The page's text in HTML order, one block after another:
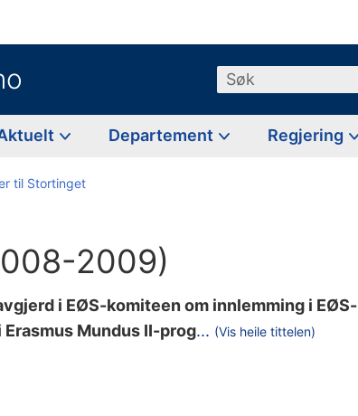
Søk
Departement Regjering
til Stortinget
2009)
i EØS-komiteen om innlemming i EØS-
Mundus II-prog... (Vis heile tittelen)